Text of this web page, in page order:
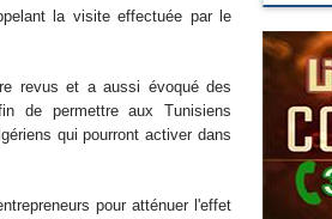
la visite effectuée par le
revus et a aussi évoqué des
de permettre aux Tunisiens
qui pourront activer dans
pour atténuer l'effet